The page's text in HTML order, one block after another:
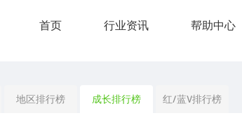
首页 行业资讯 帮助中心
地区排行榜 成长排行榜 红/蓝V排行榜